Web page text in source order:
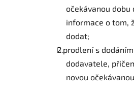
očekávanou
informace o tom,
dodat;
prodlení s
dodavatele,
novou